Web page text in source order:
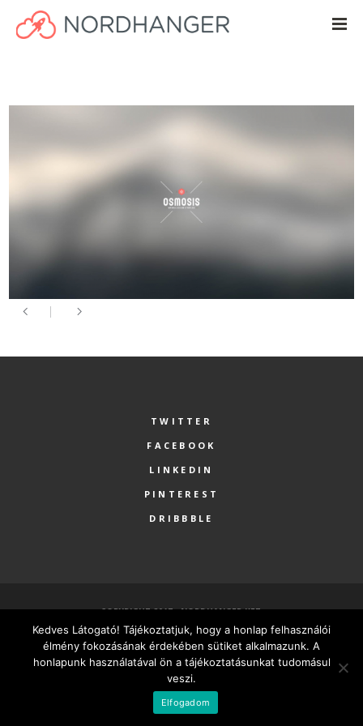
TWITTER
FACEBOOK
LINKEDIN
PINTEREST
DRIBBBLE
COPYRIGHT 2017 - NORDHANGER KFT.
FŐOLDAL SZOLGÁLTATÁSOK RÓLUNK PARTNEREK
KAPCSOLAT MINDEN VÁLLALKOZÁSNAK LEGYEN SAJÁT HONLAPJA
MAGYAR
Kedves Látogató! Tájékoztatjuk, hogy a honlap felhasználói
élmény fokozásának érdekében sütiket alkalmazunk. A
honlapunk használatával ön a tájékoztatásunkat tudomásul
veszi.
Elfogadom